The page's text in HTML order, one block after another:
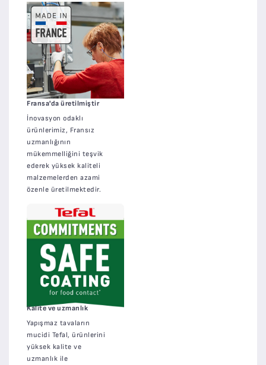
Fransa'da üretilmiştir
İnovasyon odaklı
ürünlerimiz, Fransız
uzmanlığının
mükemmelliğini teşvik
ederek yüksek kaliteli
malzemelerden azami
özenle üretilmektedir.
Kalite ve uzmanlık
Yapışmaz tavaların
mucidi Tefal, ürünlerini
yüksek kalite ve
uzmanlık ile